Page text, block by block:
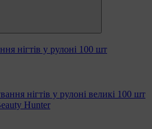
нігтів у рулоні 100 шт